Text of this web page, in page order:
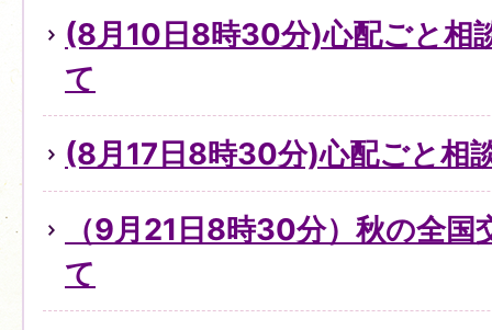
(8月10日8時30分)心配ごと相
て
(8月17日8時30分)心配ごと相
（9月21日8時30分）秋の全国
て